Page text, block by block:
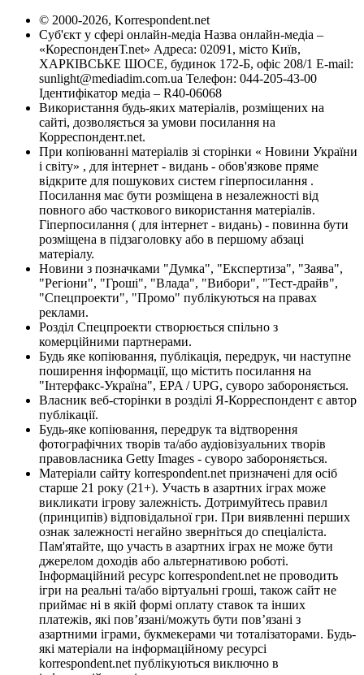
© 2000-2026, Korrespondent.net
Суб'єкт у сфері онлайн-медіа Назва онлайн-медіа –
«КореспонденТ.net» Адреса: 02091, місто Київ,
ХАРКІВСЬКЕ ШОСЕ, будинок 172-Б, офіс 208/1 E-mail:
sunlight@mediadim.com.ua Телефон: 044-205-43-00
Ідентифікатор медіа – R40-06068
Використання будь-яких матеріалів, розміщених на
сайті, дозволяється за умови посилання на
Корреспондент.net.
При копіюванні матеріалів зі сторінки « Новини України
і світу» , для інтернет - видань - обов'язкове пряме
відкрите для пошукових систем гіперпосилання .
Посилання має бути розміщена в незалежності від
повного або часткового використання матеріалів.
Гіперпосилання ( для інтернет - видань) - повинна бути
розміщена в підзаголовку або в першому абзаці
матеріалу.
Новини з позначками "Думка", "Експертиза", "Заява",
"Регіони", "Гроші", "Влада", "Вибори", "Тест-драйв",
"Спецпроекти", "Промо" публікуються на правах
реклами.
Розділ Спецпроекти створюється спільно з
комерційними партнерами.
Будь яке копіювання, публікація, передрук, чи наступне
поширення інформації, що містить посилання на
"Інтерфакс-Україна", EPA / UPG, суворо забороняється.
Власник веб-сторінки в розділі Я-Корреспондент є автор
публікації.
Будь-яке копіювання, передрук та відтворення
фотографічних творів та/або аудіовізуальних творів
правовласника Getty Images - суворо забороняється.
Матеріали сайту korrespondent.net призначені для осіб
старше 21 року (21+). Участь в азартних іграх може
викликати ігрову залежність. Дотримуйтесь правил
(принципів) відповідальної гри. При виявленні перших
ознак залежності негайно зверніться до спеціаліста.
Пам'ятайте, що участь в азартних іграх не може бути
джерелом доходів або альтернативою роботі.
Інформаційний ресурс korrespondent.net не проводить
ігри на реальні та/або віртуальні гроші, також сайт не
приймає ні в якій формі оплату ставок та інших
платежів, які пов’язані/можуть бути пов’язані з
азартними іграми, букмекерами чи тоталізаторами. Будь-
які матеріали на інформаційному ресурсі
korrespondent.net публікуються виключно в